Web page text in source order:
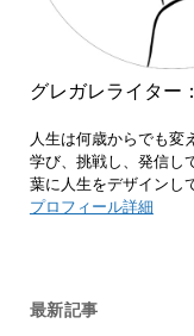
グレガレライター
人生は何歳からでも変
学び、挑戦し、発信し
葉に人生をデザインし
プロフィール詳細
最新記事